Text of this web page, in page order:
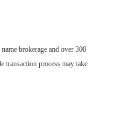
brokerage and over 300
transaction process may take